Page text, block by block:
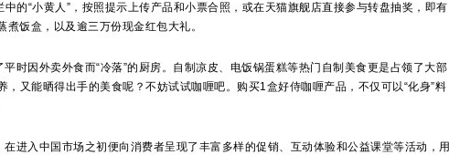
的“小黄人”，按照提示上传产品和小票合照，或在天猫旗舰店直接参与转盘抽奖，即有
饭盒，以及逾三万份现金红包大礼。
因外卖外食而“冷落”的厨房。自制凉皮、电饭锅蛋糕等热门自制美食更是占领了大部
又能晒得出手的美食呢？不妨试试咖喱吧。购买1盒好侍咖喱产品，不仅可以“化身”料
入中国市场之初便向消费者呈现了丰富多样的促销、互动体验和公益课堂等活动，用